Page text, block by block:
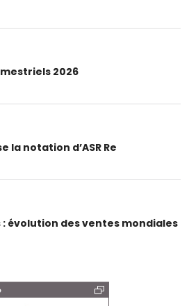
2026
la notation d’ASR Re
évolution des ventes mondiales